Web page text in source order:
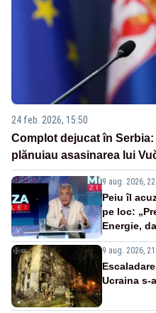
24 feb. 2026, 15:50
Complot dejucat în
plănuiau asasinarea lui
9 aug. 2026,
Peiu îl
pe loc:
Energie,
9 aug. 2026,
Ucraina s-